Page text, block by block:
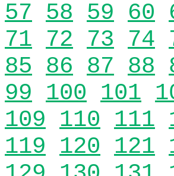
57 58 59 60
71 72 73 74
85 86 87 88
99 100 101
109 110 111
119 120 121